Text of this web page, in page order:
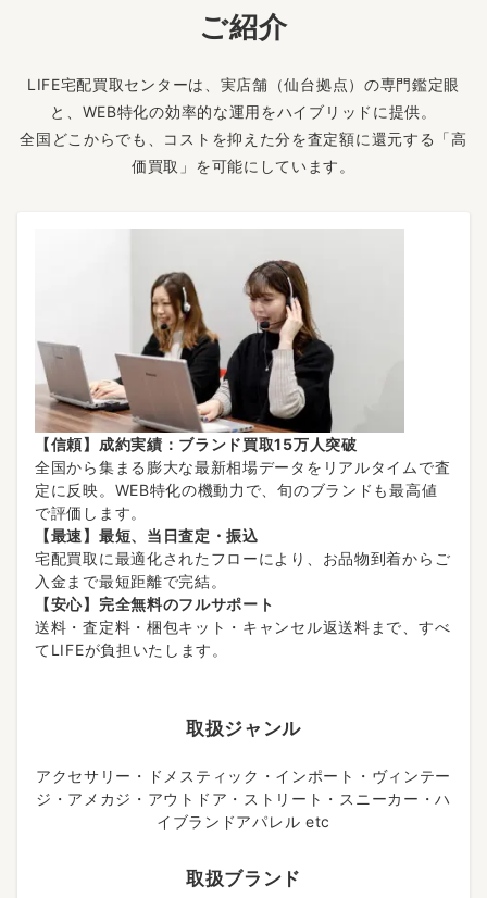
ご紹介
LIFE宅配買取センターは、実店舗（仙台拠点）の専門鑑定眼
と、WEB特化の効率的な運用をハイブリッドに提供。
全国どこからでも、コストを抑えた分を査定額に還元する「高
価買取」を可能にしています。
【信頼】成約実績：ブランド買取15万人突破
全国から集まる膨大な最新相場データをリアルタイムで査
定に反映。WEB特化の機動力で、旬のブランドも最高値
で評価します。
【最速】最短、当日査定・振込
宅配買取に最適化されたフローにより、お品物到着からご
入金まで最短距離で完結。
【安心】完全無料のフルサポート
送料・査定料・梱包キット・キャンセル返送料まで、すべ
てLIFEが負担いたします。
取扱ジャンル
アクセサリー・ドメスティック・インポート・ヴィンテー
ジ・アメカジ・アウトドア・ストリート・スニーカー・ハ
イブランドアパレル etc
取扱ブランド